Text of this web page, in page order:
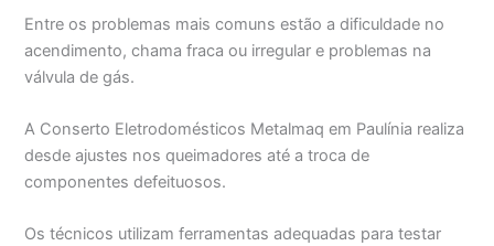
Entre os problemas mais comuns estão a dificuldade no
acendimento, chama fraca ou irregular e problemas na
válvula de gás.
A Conserto Eletrodomésticos Metalmaq em Paulínia realiza
desde ajustes nos queimadores até a troca de
componentes defeituosos.
Os técnicos utilizam ferramentas adequadas para testar